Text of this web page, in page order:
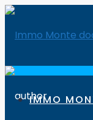
IMMO